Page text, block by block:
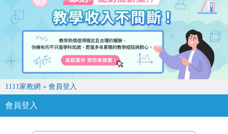
1111家教網 » 會員登入
會員登入